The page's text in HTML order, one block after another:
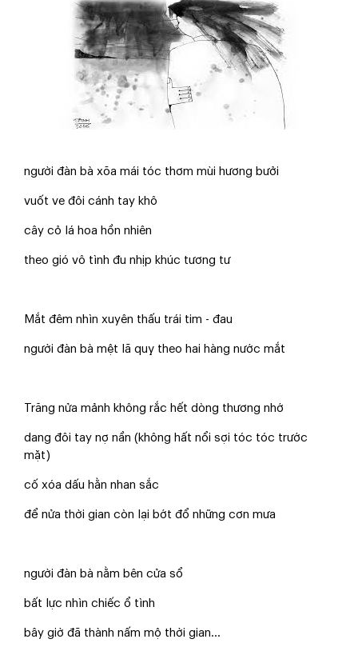
người đàn bà xõa mái tóc thơm mùi hương bưởi
vuốt ve đôi cánh tay khô
cây cỏ lá hoa hồn nhiên
theo gió vô tình đu nhịp khúc tương tư
Mắt đêm nhìn xuyên thấu trái tim - đau
người đàn bà mệt lã quỵ theo hai hàng nước mắt
Trăng nửa mảnh không rắc hết dòng thương nhớ
dang đôi tay nợ nần (không hất nổi sợi tóc tóc trước
mặt)
cố xóa dấu hằn nhan sắc
để nửa thời gian còn lại bớt đổ những cơn mưa
người đàn bà nằm bên cửa sổ
bất lực nhìn chiếc ổ tình
bây giờ đã thành nấm mộ thời gian...